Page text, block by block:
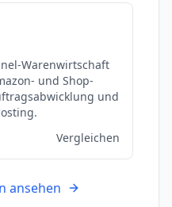
Warenwirtschaft
und Shop-
und
Vergleichen
ansehen